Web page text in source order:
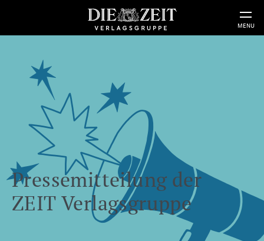
MENU
Pressemitteilung der
ZEIT Verlagsgruppe